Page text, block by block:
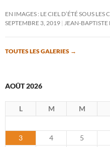
EN IMAGES : LE CIEL D’ÉTÉ SOUS
SEPTEMBRE 3, 2019
JEAN-
TOUTES LES GALERIES →
AOÛT 2026
L M M
3
4 5